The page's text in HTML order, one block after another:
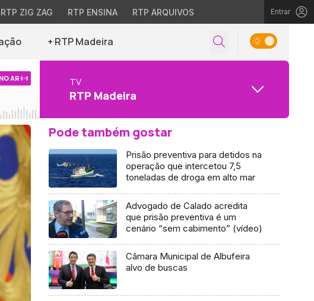
RTP ZIG ZAG RTP ENSINA RTP ARQUIVOS Entrar
+ RTP Madeira
NO AR TV
RTP Madeira
Pode também gostar
Prisão preventiva para detidos na
operação que intercetou 7,5
toneladas de droga em alto mar
Advogado de Calado acredita
que prisão preventiva é um
cenário “sem cabimento” (vídeo)
Câmara Municipal de Albufeira
alvo de buscas